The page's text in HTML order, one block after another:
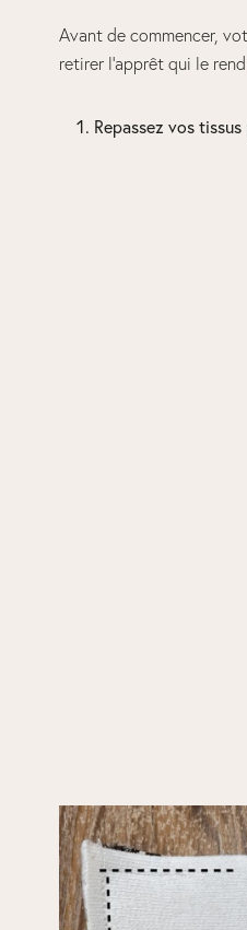
Avant de commencer,
retirer l’apprêt qui le
Repassez vos